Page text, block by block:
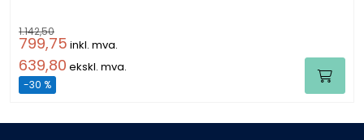
1.142,50
799,75 inkl. mva.
639,80 ekskl. mva.
-30 %